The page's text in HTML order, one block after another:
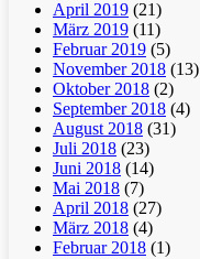
April 2019 (21)
März 2019 (11)
Februar 2019 (5)
November 2018 (13)
Oktober 2018 (2)
September 2018 (4)
August 2018 (31)
Juli 2018 (23)
Juni 2018 (14)
Mai 2018 (7)
April 2018 (27)
März 2018 (4)
Februar 2018 (1)